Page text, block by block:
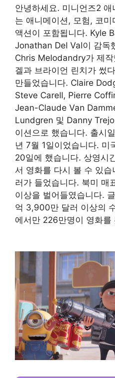
안녕하세요. 미니언즈2
는 애니메이션, 모험, 코
액션이 포함됩니다. Kyle
Jonathan Del Val이 감독
Chris Melodandry가 제
겔과 브라이언 린치가 썼
만들었습니다. Claire
Steve Carell, Pierre
Jean-Claude Van
Lundgren 및 Danny
이션으로 했습니다. 출시
년 7월 1일이었습니다. 미
20일에 했습니다. 상영시
서 영화를 다시 볼 수 있
러가 들었습니다. 북미 매
이상을 벌어들였습니다.
억 3,900만 달러 이상의
에서만 226만명이 영화를